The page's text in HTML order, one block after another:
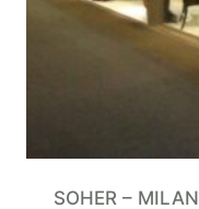
SOHER – MILAN